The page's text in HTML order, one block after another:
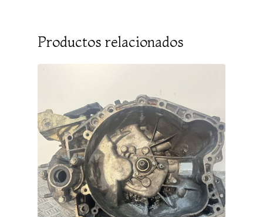
Productos relacionados